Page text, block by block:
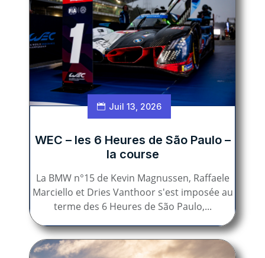
Juil 13, 2026
WEC – les 6 Heures de São Paulo –
la course
La BMW n°15 de Kevin Magnussen, Raffaele
Marciello et Dries Vanthoor s'est imposée au
terme des 6 Heures de São Paulo,...